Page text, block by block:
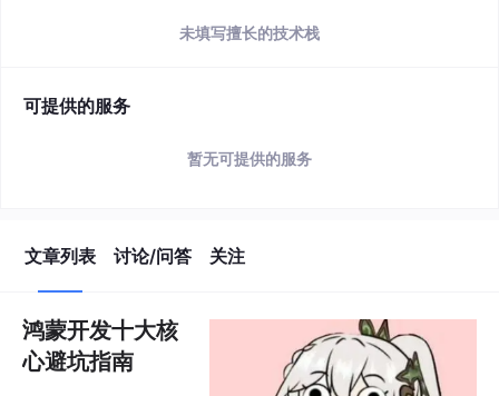
未填写擅长的技术栈
可提供的服务
暂无可提供的服务
文章列表 讨论/问答 关注
鸿蒙开发十大核
心避坑指南